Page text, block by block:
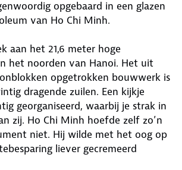
opgebaard in een glazen
van Ho Chi Minh.
aan het 21,6 meter hoge
het noorden van Hanoi. Het uit
opgetrokken bouwwerk is
dragende zuilen. Een kijkje
georganiseerd, waarbij je strak in
zij. Ho Chi Minh hoefde zelf zo’n
niet. Hij wilde met het oog op
liever gecremeerd